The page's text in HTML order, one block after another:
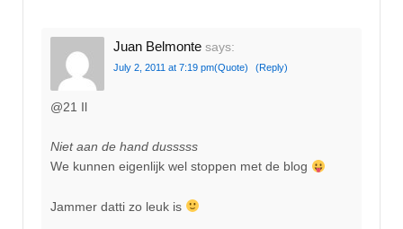
Juan Belmonte says:
July 2, 2011 at 7:19 pm(Quote) (Reply)
@21 Il
Niet aan de hand dusssss
We kunnen eigenlijk wel stoppen met de blog
Jammer datti zo leuk is